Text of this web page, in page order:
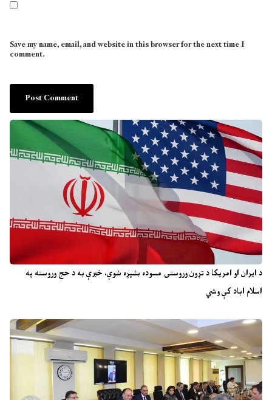
د ایران او امریکا د تړون وروستۍ مسوده بشپړه شوې، خبرې به د حج وروسته په
اسلام اباد کې وشي
Save my name, email, and website in this browser for the next time I
comment.